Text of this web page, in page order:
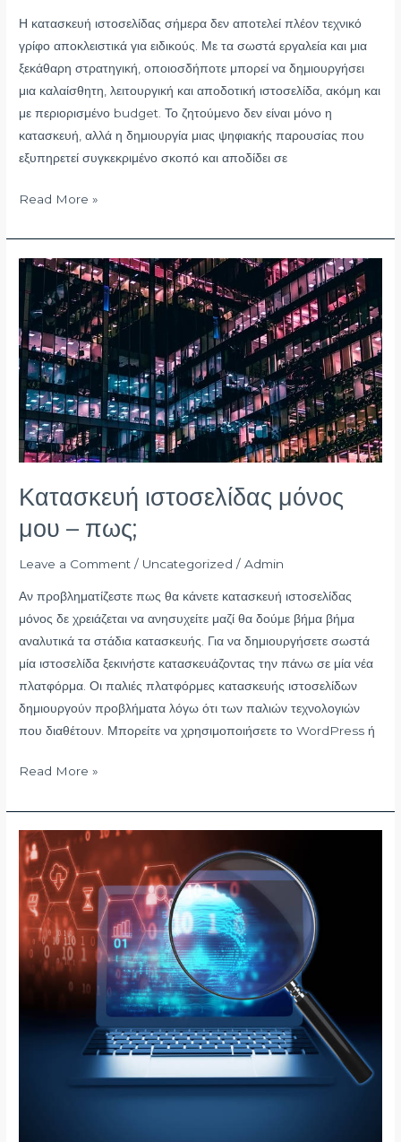
Η κατασκευή ιστοσελίδας σήμερα δεν αποτελεί πλέον τεχνικό
γρίφο αποκλειστικά για ειδικούς. Με τα σωστά εργαλεία και μια
ξεκάθαρη στρατηγική, οποιοσδήποτε μπορεί να δημιουργήσει
μια καλαίσθητη, λειτουργική και αποδοτική ιστοσελίδα, ακόμη και
με περιορισμένο budget. Το ζητούμενο δεν είναι μόνο η
κατασκευή, αλλά η δημιουργία μιας ψηφιακής παρουσίας που
εξυπηρετεί συγκεκριμένο σκοπό και αποδίδει σε
Read More »
Κατασκευή ιστοσελίδας μόνος
μου – πως;
Leave a Comment / Uncategorized /Admin
Αν προβληματίζεστε πως θα κάνετε κατασκευή ιστοσελίδας
μόνος δε χρειάζεται να ανησυχείτε μαζί θα δούμε βήμα βήμα
αναλυτικά τα στάδια κατασκευής. Για να δημιουργήσετε σωστά
μία ιστοσελίδα ξεκινήστε κατασκευάζοντας την πάνω σε μία νέα
πλατφόρμα. Οι παλιές πλατφόρμες κατασκευής ιστοσελίδων
δημιουργούν προβλήματα λόγω ότι των παλιών τεχνολογιών
που διαθέτουν. Μπορείτε να χρησιμοποιήσετε το WordPress ή
Κατασκευή
ιστοσελίδας
μόνος
μου
–
πως;
Read More »
Γιατί
είναι
χρήσιμη
κατασκευή
ενός
site;